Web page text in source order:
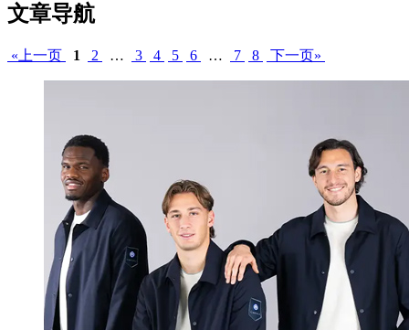
文章导航
«上一页 1 2 … 3 4 5 6 … 7 8 下一页»